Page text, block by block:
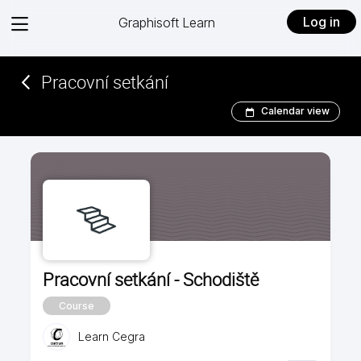
View
Graphisoft Learn Log in
Pracovní setkání
Calendar view
Pracovní setkání - Schodiště
Course
Learn Cegra